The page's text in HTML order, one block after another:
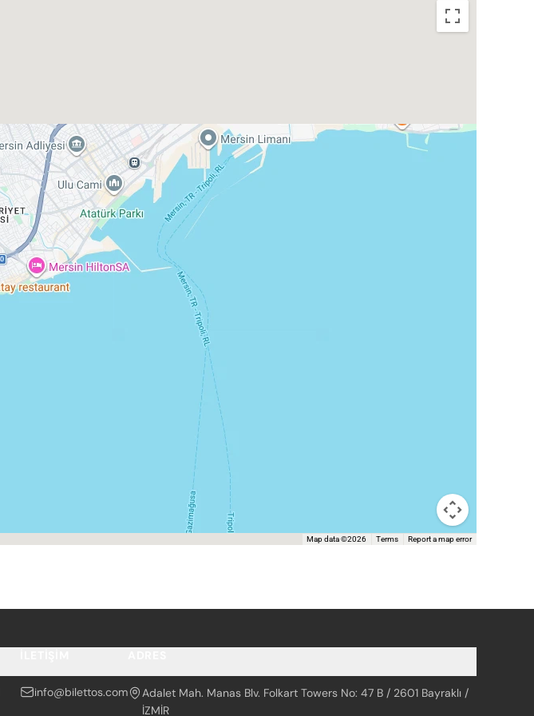
Map data ©2026 Terms Report a map error
info@bilettos.com
Adalet Mah. Manas Blv. Folkart Towers No: 47 B / 2601 Bayraklı /
İZMİR